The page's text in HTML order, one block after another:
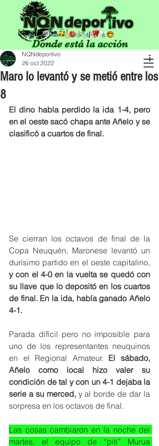
Donde está la acción
Maro lo levantó y se metió entre los
8
NQNdeportivo
26 oct 2022
El dino había perdido la ida 1-4, pero
en el oeste sacó chapa ante Añelo y se
clasificó a cuartos de final.
Se cierran los octavos de final de la
Copa Neuquén, Maronese levantó un
y con el 4-0 en la vuelta se quedó con
su llave que lo depositó en los cuartos
de final. En la ida, había ganado Añelo
4-1.
Parada difícil pero no imposible para
uno de los representantes neuquinos
en el Regional Amateur. El sábado,
Añelo como local hizo valer su
condición de tal y con un 4-1 dejaba la
serie a su merced, y al borde de dar la
sorpresa en los octavos de final.
Las cosas cambiaron en la noche del
martes, el equipo de “piti” Murua